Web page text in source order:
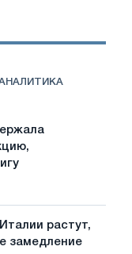
растут,
замедление